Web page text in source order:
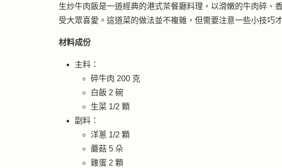
生炒牛肉飯是一道經典的港式茶餐廳料理，以滑嫩的牛肉碎、
受大眾喜愛。這道菜的做法並不複雜，但需要注意一些小技巧
材料成份
主料：
碎牛肉 200 克
白飯 2 碗
生菜 1/2 顆
副料：
洋蔥 1/2 顆
蘑菇 5 朵
雞蛋 2 顆